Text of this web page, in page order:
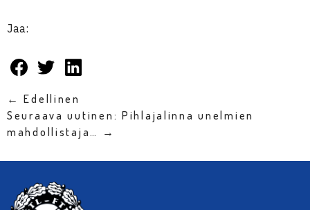
Jaa:
← Edellinen
Seuraava uutinen: Pihlajalinna unelmien
mahdollistaja… →